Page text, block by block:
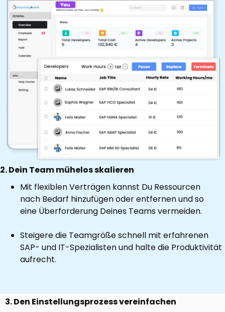
2. Dein Team mühelos skalieren
Mit flexiblen Verträgen kannst Du Ressourcen
nach Bedarf hinzufügen oder entfernen und so
eine Überforderung Deines Teams vermeiden.
Steigere die Teamgröße schnell mit erfahrenen
SAP- und IT-Spezialisten und halte die Produktivität
aufrecht.
3. Den Einstellungsprozess vereinfachen